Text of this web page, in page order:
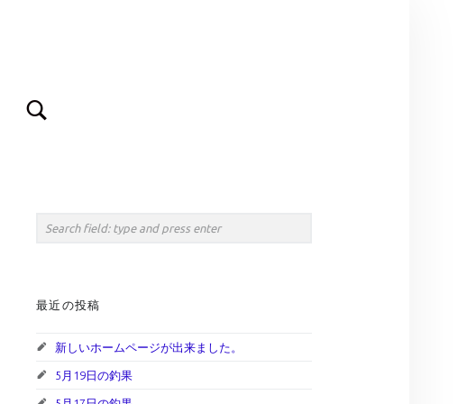
最近の投稿
新しいホームページが出来ました。
5月19日の釣果